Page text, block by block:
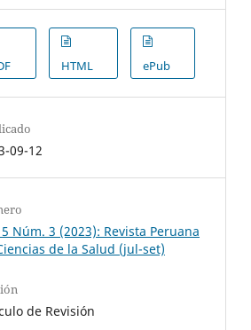
HTML ePub
09-12
Núm. 3 (2023): Revista Peruana
de la Salud (jul-set)
de Revisión